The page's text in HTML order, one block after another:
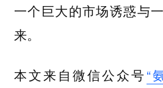
一个巨大的市场诱惑与
来。
本文来自微信公众号“